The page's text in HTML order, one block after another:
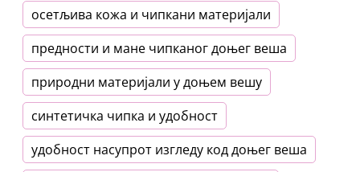
осетљива кожа и чипкани материјали
предности и мане чипканог доњег веша
природни материјали у доњем вешу
синтетичка чипка и удобност
удобност насупрот изгледу код доњег веша